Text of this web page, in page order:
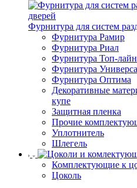
Фурнитура для систем
Фурнитура Рамир
Фурнитура Риал
Фурнитура Топ-лайн
Фурнитура
Фурнитура Оптима
Декоративные
купе
Защитная пленка
Прочие
Уплотнитель
Шлегель
Комплектующие к
Цоколь